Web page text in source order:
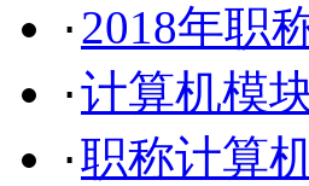
· 2018年职
·计算机模
·职称计算